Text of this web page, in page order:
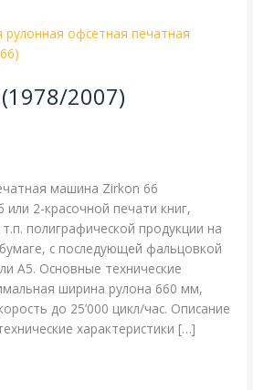
2007)
машина Zirkon 66
или 2-красочной печати книг,
полиграфической продукции на
с последующей фальцовкой
А5. Основные технические
ширина рулона 660 мм,
до 25’000 цикл/час. Описание
характеристики […]